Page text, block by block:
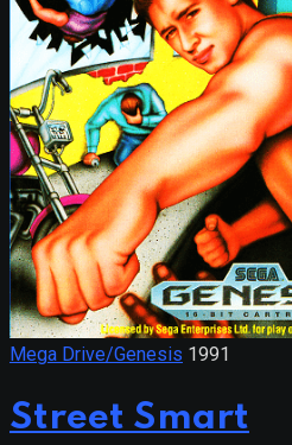
Mega Drive/Genesis 1991
Street Smart